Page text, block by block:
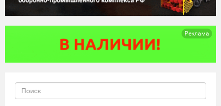
Реклама